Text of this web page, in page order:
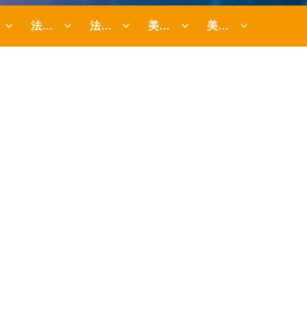
ꀁ ꀁ
法国-SIS NOVAM ꀁ
法国-IMF ꀁ
美国-UFS ꀁ
美国-CONCOA